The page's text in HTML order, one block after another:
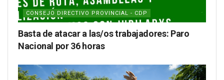
CONSEJO DIRECTIVO PROVINCIAL - CDP
Basta de atacar a las/os trabajadores: Paro
Nacional por 36 horas